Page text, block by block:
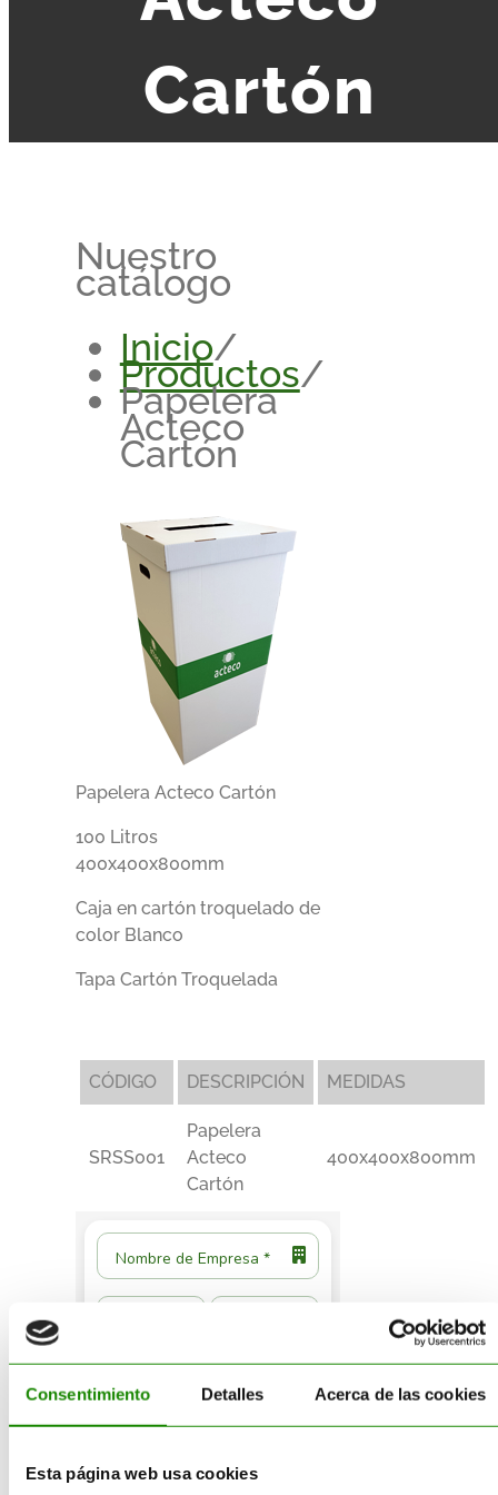
Consentimiento Detalles Acerca de las cookies
Esta página web usa cookies
Cartón
Nuestro
catálogo
Inicio/
Productos/
Papelera
Acteco
Cartón
Papelera Acteco Cartón
100 Litros
400x400x800mm
Caja en cartón troquelado de
color Blanco
Tapa Cartón Troquelada
CÓDIGO DESCRIPCIÓN MEDIDAS
SRSS001
Papelera
Acteco
Cartón
400x400x800mm